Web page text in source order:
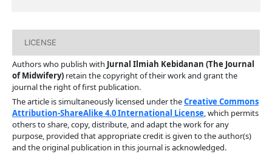
LICENSE
Authors who publish with Jurnal Ilmiah Kebidanan (The Journal
of Midwifery)retain the copyright of their work and grant the
journal the right of first publication.
The article is simultaneously licensed under theCreative Commons
Attribution-ShareAlike 4.0 International License, which permits
others to share, copy, distribute, and adapt the work for any
purpose, provided that appropriate credit is given to the author(s)
and the original publication in this journal is acknowledged.